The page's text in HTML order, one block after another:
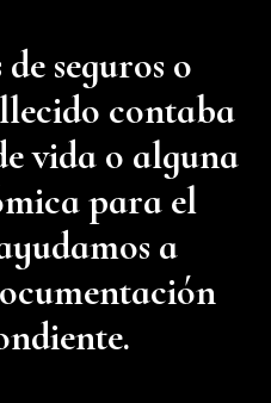
seguros o
contaba
vida o alguna
para el
a